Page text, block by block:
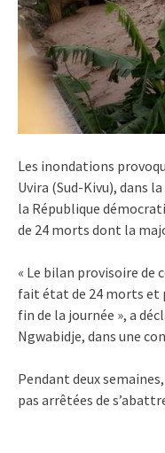
Les inondations
Uvira (Sud-Kivu), dans
la République
de 24 morts dont la
« Le bilan provisoire de
fait état de 24 morts et
fin de la journée », a
Ngwabidje, dans une
Pendant deux
pas arrêtées de